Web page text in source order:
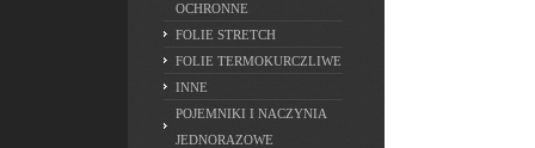
OCHRONNE
FOLIE STRETCH
FOLIE TERMOKURCZLIWE
INNE
POJEMNIKI I NACZYNIA
JEDNORAZOWE